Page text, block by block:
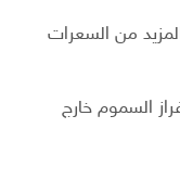
من السعرات
السموم خارج